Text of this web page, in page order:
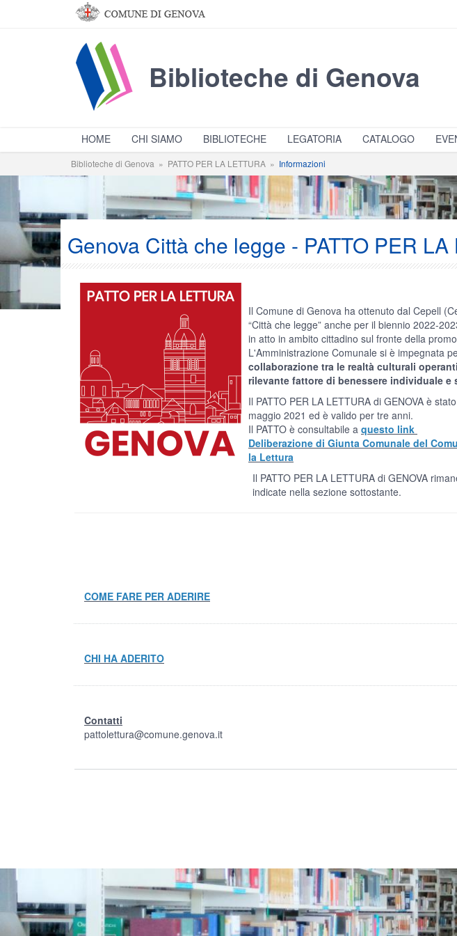
Salta al contenuto principale
Biblioteche di Genova
HOME CHI SIAMO BIBLIOTECHE LEGATORIA CATALOGO
Biblioteche di Genova » PATTO PER LA LETTURA » Informazioni
Genova Città che legge - PATTO PER
Il Comune di Genova ha ottenuto dal Cepell
“Città che legge” anche per il biennio 2022-
in atto in ambito cittadino sul fronte della
L'Amministrazione Comunale si è impegnata
collaborazione tra le realtà culturali
rilevante fattore di benessere individuale e
Il PATTO PER LA LETTURA di GENOVA è
maggio 2021 ed è valido per tre anni.
Il PATTO è consultabile a questo link
Deliberazione di Giunta Comunale del
la Lettura
Il PATTO PER LA LETTURA di GENOVA rimane comunque
indicate nella sezione sottostante.
COME FARE PER ADERIRE
CHI HA ADERITO
Contatti
pattolettura@comune.genova.it